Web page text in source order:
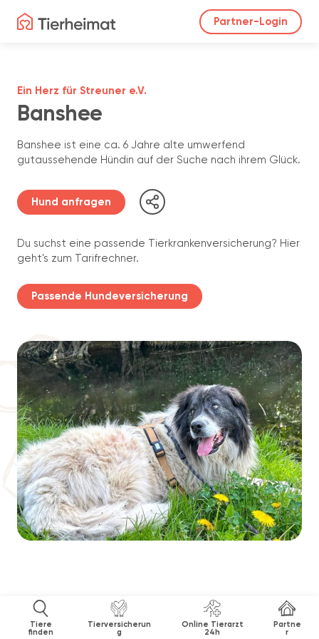
Partner-Login
Tiere
finden
Tierversicherun
g
Online Tierarzt
24h
Partne
r
Banshee
Ein Herz für Streuner e.V.
Banshee ist eine ca. 6 Jahre alte umwerfend
gutaussehende Hündin auf der Suche nach ihrem Glück.
Hund anfragen
Du suchst eine passende Tierkrankenversicherung? Hier
geht's zum Tarifrechner.
Passende Hundeversicherung